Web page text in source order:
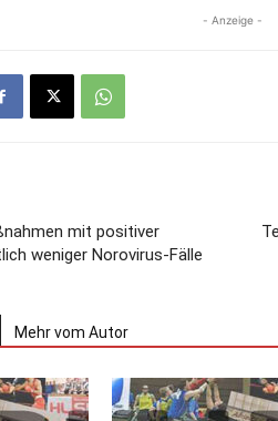
- Anzeige -
mit positiver
weniger Norovirus-Fälle
Mehr vom Autor